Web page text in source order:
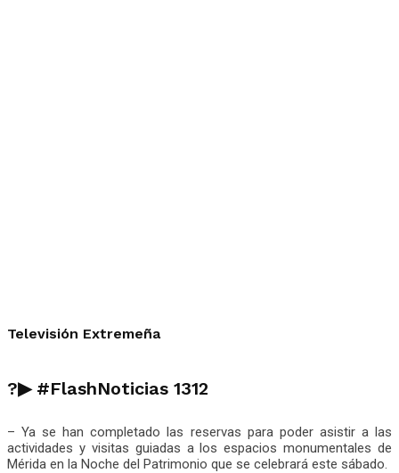
Televisión Extremeña
?▶ #FlashNoticias 1312
– Ya se han completado las reservas para poder asistir a las
actividades y visitas guiadas a los espacios monumentales de
Mérida en la Noche del Patrimonio que se celebrará este sábado.